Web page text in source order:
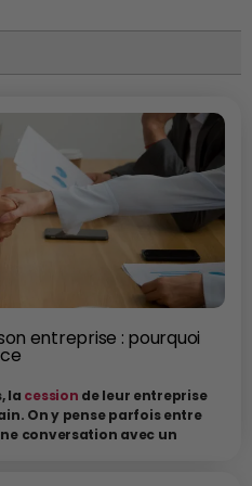
entreprise : pourquoi
la cession de leur entreprise
On y pense parfois entre
conversation avec un